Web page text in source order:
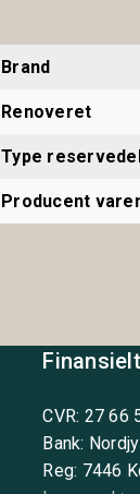
Brand
Renoveret
Type
Producent
Finansielt
CVR: 27 66
Bank:
Reg: 7446